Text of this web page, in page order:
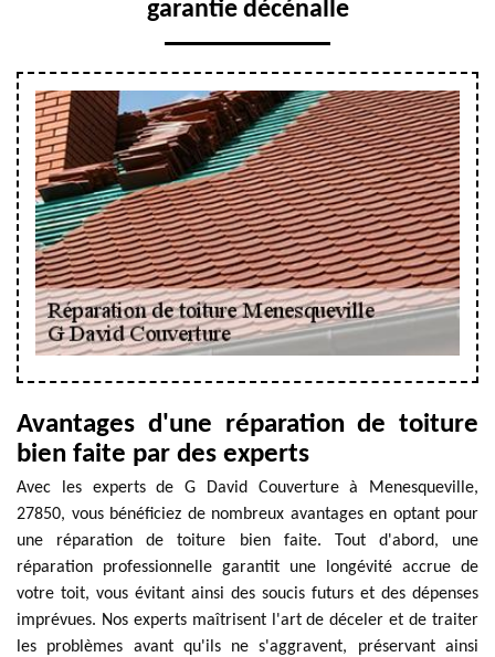
garantie décénalle
Avantages d'une réparation de toiture
bien faite par des experts
Avec les experts de G David Couverture à Menesqueville,
27850, vous bénéficiez de nombreux avantages en optant pour
une réparation de toiture bien faite. Tout d'abord, une
réparation professionnelle garantit une longévité accrue de
votre toit, vous évitant ainsi des soucis futurs et des dépenses
imprévues. Nos experts maîtrisent l'art de déceler et de traiter
les problèmes avant qu'ils ne s'aggravent, préservant ainsi